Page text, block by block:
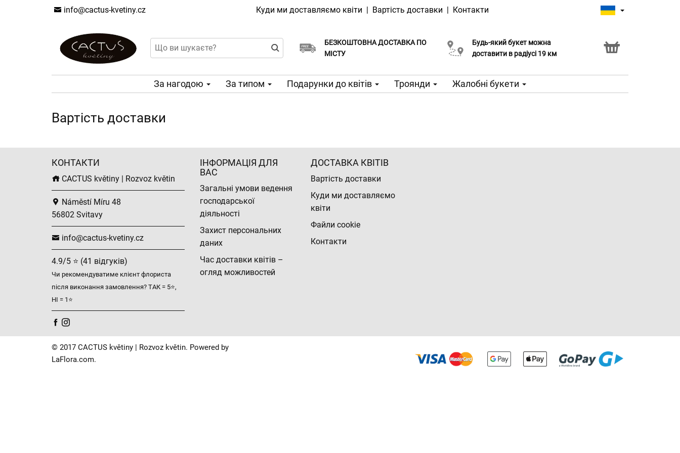
info@cactus-kvetiny.cz Куди ми доставляємо квіти | Вартість доставки | Контакти
БЕЗКОШТОВНА ДОСТАВКА ПО
МІСТУ
Доставка в той же день доступна
Виберіть дату доставки
Будь-який букет можна
доставити в радіусі 19 км
Послуга Click & Collect
За нагодою За типом Подарунки до квітів Троянди Жалобні букети
Вартість доставки
КОНТАКТИ
CACTUS květiny | Rozvoz květin
Náměstí Míru 48
56802 Svitavy
info@cactus-kvetiny.cz
4.9/5 ⭐ (41 відгуків)
Чи рекомендуватиме клієнт флориста
після виконання замовлення? ТАК = 5⭐,
НІ = 1⭐
ІНФОРМАЦІЯ ДЛЯ
ВАС
Загальні умови ведення
господарської
діяльності
Захист персональних
даних
Час доставки квітів –
огляд можливостей
ДОСТАВКА КВІТІВ
Вартість доставки
Куди ми доставляємо
квіти
Файли cookie
Контакти
© 2017 CACTUS květiny | Rozvoz květin. Powered by
LaFlora.com.